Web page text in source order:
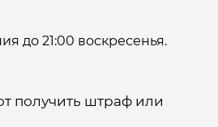
до 21:00 воскресенья.
получить штраф или